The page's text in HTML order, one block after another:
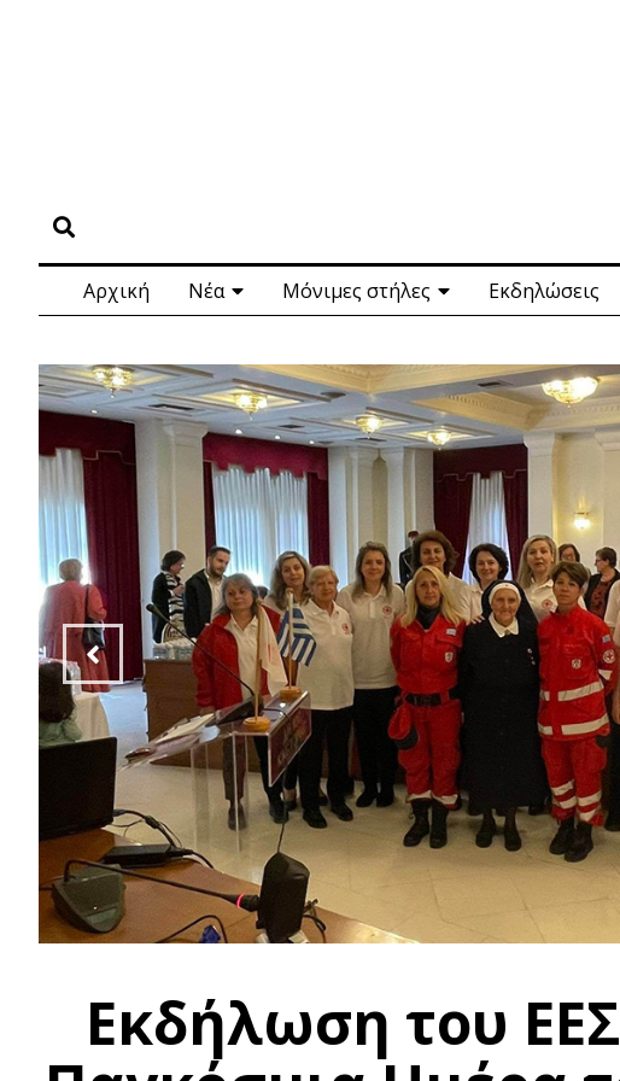
Αρχική Νέα Μόνιμες στήλες Εκδηλώσεις
Εκδήλωση του